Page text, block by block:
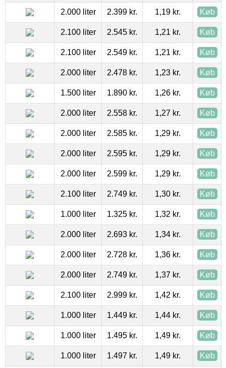
2.000 liter 2.399 kr. 1,19 kr. Køb
2.100 liter 2.545 kr. 1,21 kr. Køb
2.100 liter 2.549 kr. 1,21 kr. Køb
2.000 liter 2.478 kr. 1,23 kr. Køb
1.500 liter 1.890 kr. 1,26 kr. Køb
2.000 liter 2.558 kr. 1,27 kr. Køb
2.000 liter 2.585 kr. 1,29 kr. Køb
2.000 liter 2.595 kr. 1,29 kr. Køb
2.000 liter 2.599 kr. 1,29 kr. Køb
2.100 liter 2.749 kr. 1,30 kr. Køb
1.000 liter 1.325 kr. 1,32 kr. Køb
2.000 liter 2.693 kr. 1,34 kr. Køb
2.000 liter 2.728 kr. 1,36 kr. Køb
2.000 liter 2.749 kr. 1,37 kr. Køb
2.100 liter 2.999 kr. 1,42 kr. Køb
1.000 liter 1.449 kr. 1,44 kr. Køb
1.000 liter 1.495 kr. 1,49 kr. Køb
1.000 liter 1.497 kr. 1,49 kr. Køb